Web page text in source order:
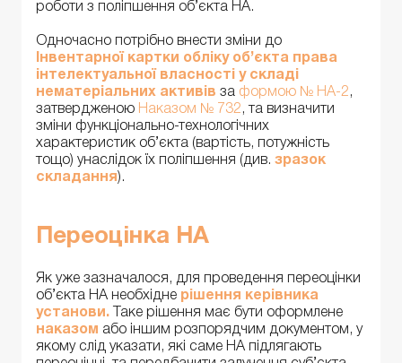
роботи з поліпшення об’єкта НА.
Одночасно потрібно внести зміни до
Інвентарної картки обліку об’єкта права
інтелектуальної власності у складі
нематеріальних активів за формою № НА-2 ,
затвердженою Наказом № 732 , та визначити
зміни функціонально-технологічних
характеристик об’єкта (вартість, потужність
тощо) унаслідок їх поліпшення (див. зразок
складання ).
Переоцінка НА
Як уже зазначалося, для проведення переоцінки
об’єкта НА необхідне рішення керівника
установи. Таке рішення має бути оформлене
наказом або іншим розпорядчим документом, у
якому слід указати, які саме НА підлягають